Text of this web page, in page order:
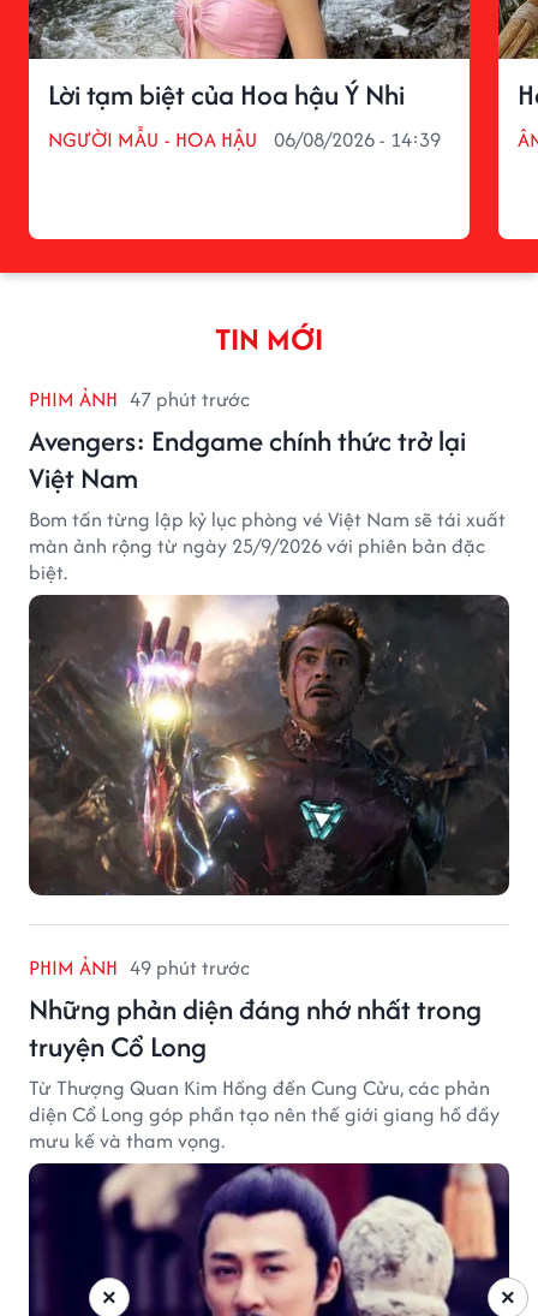
Lời tạm biệt của Hoa hậu Ý Nhi
NGƯỜI MẪU - HOA HẬU 06/08/2026 - 14:39
TIN MỚI
PHIM ẢNH 47 phút trước
Avengers: Endgame chính thức trở lại
Việt Nam
Bom tấn từng lập kỷ lục phòng vé Việt Nam sẽ tái xuất
màn ảnh rộng từ ngày 25/9/2026 với phiên bản đặc
biệt.
PHIM ẢNH 49 phút trước
Những phản diện đáng nhớ nhất trong
truyện Cổ Long
Từ Thượng Quan Kim Hồng đến Cung Cửu, các phản
diện Cổ Long góp phần tạo nên thế giới giang hồ đầy
mưu kế và tham vọng.
×
×